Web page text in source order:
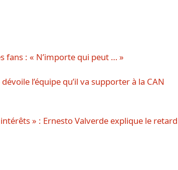
fans : « N’importe qui peut … »
l’équipe qu’il va supporter à la CAN
» : Ernesto Valverde explique le retard